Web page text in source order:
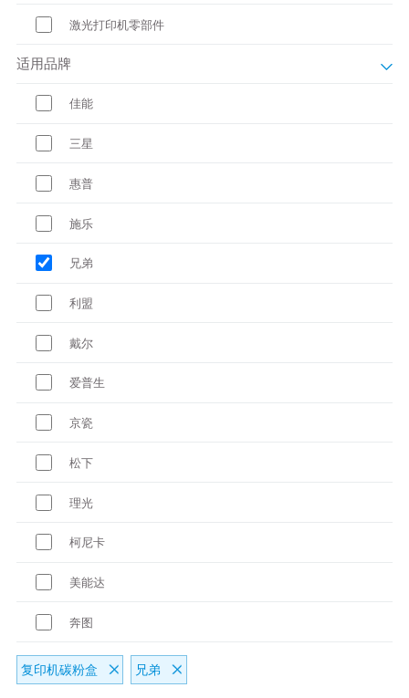
激光打印机零部件
适用品牌
佳能
三星
惠普
施乐
兄弟
利盟
戴尔
爱普生
京瓷
松下
理光
柯尼卡
美能达
奔图
复印机碳粉盒 兄弟